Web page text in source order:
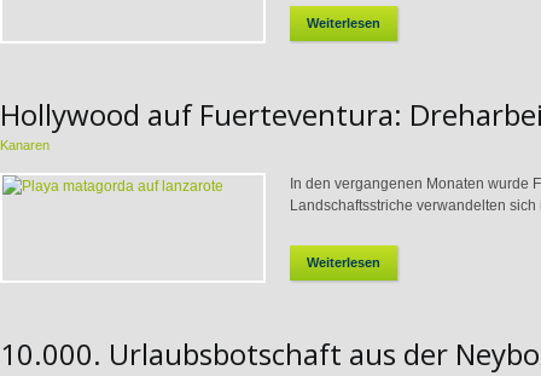
Weiterlesen
Hollywood auf Fuerteventura:
Kanaren
In den vergangenen Monaten wurde
Landschaftsstriche verwandelten
Weiterlesen
10.000. Urlaubsbotschaft aus der